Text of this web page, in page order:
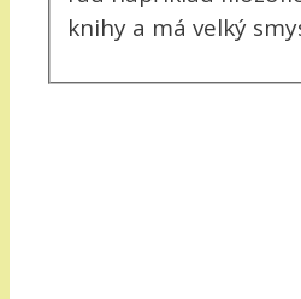
knihy a má velký